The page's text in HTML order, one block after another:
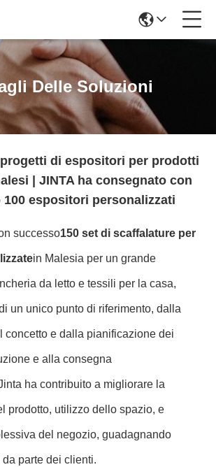
Delle Soluzioni
di espositori per prodotti
| JINTA ha consegnato con
100 espositori personalizzati
successo150 set di scaffalature per
in Malesia per un grande
da letto e tessili per la casa,
un unico punto di riferimento, dalla
concetto e dalla pianificazione dei
e alla consegna
ha contribuito a migliorare la
prodotto, utilizzo dello spazio, e
del negozio, guadagnando
parte dei clienti.